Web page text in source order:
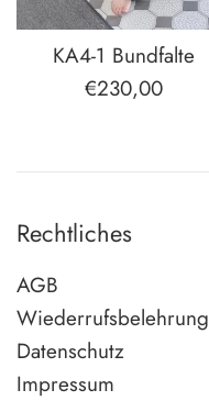
KA4-1 Bundfalte
Normaler
€230,00
Rechtliches
AGB
Wiederrufsbelehrung
Datenschutz
Impressum